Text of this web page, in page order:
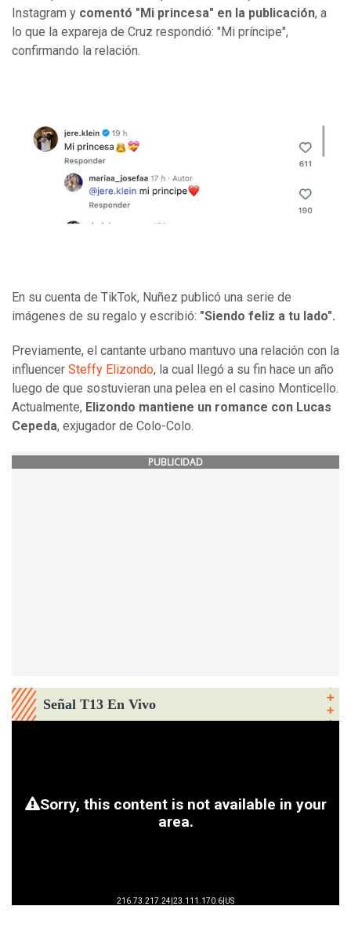
Instagram y comentó "Mi princesa" en la publicación, a
lo que la expareja de Cruz respondió: "Mi príncipe",
confirmando la relación.
En su cuenta de TikTok, Nuñez publicó una serie de
imágenes de su regalo y escribió: "Siendo feliz a tu lado".
Previamente, el cantante urbano mantuvo una relación con la
influencer Steffy Elizondo, la cual llegó a su fin hace un año
luego de que sostuvieran una pelea en el casino Monticello.
Actualmente, Elizondo mantiene un romance con Lucas
Cepeda, exjugador de Colo-Colo.
PUBLICIDAD
Señal T13 En Vivo